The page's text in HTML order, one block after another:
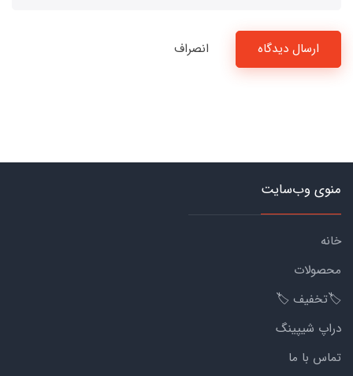
ارسال دیدگاه انصراف
منوی وب‌سایت
خانه
محصولات
🏷️تخفیف 🏷️
دراپ شیپینگ
تماس با ما